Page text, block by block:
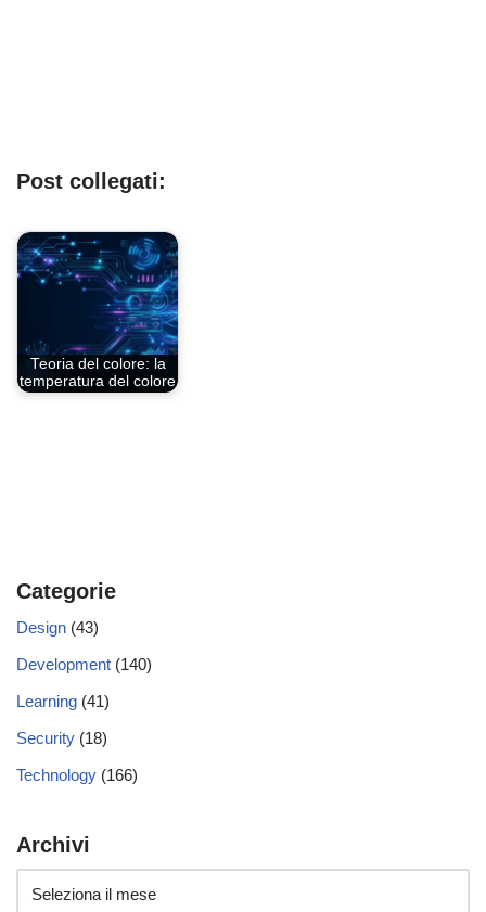
Post collegati:
Teoria del colore: la
temperatura del colore
Categorie
Design (43)
Development (140)
Learning (41)
Security (18)
Technology (166)
Archivi